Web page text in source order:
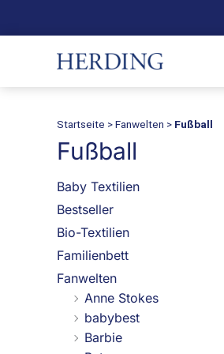
Startseite >Fanwelten > Fußball
Fußball
Baby Textilien
Bestseller
Bio-Textilien
Familienbett
Fanwelten
Anne Stokes
babybest
Barbie